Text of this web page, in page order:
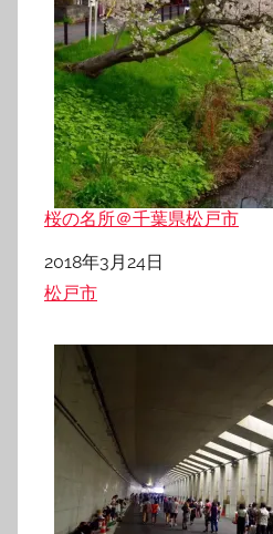
桜の名所＠千葉県松戸市
日付
2018年3月24日
関連理由
松戸市